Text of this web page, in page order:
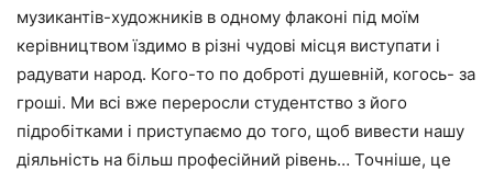
музикантів-художників в одному флаконі під моїм
керівництвом їздимо в різні чудові місця виступати і
радувати народ. Кого-то по доброті душевній, когось- за
гроші. Ми всі вже переросли студентство з його
підробітками і приступаємо до того, щоб вивести нашу
діяльність на більш професійний рівень… Точніше, це